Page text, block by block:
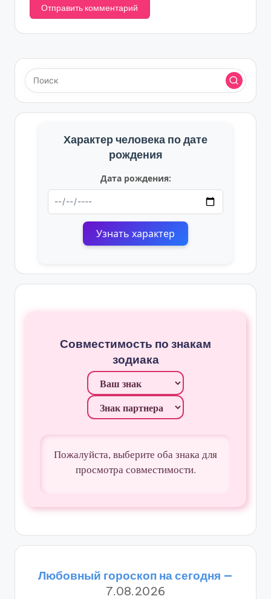
Характер человека по дате
рождения
Дата рождения:
Узнать характер
Совместимость по знакам
зодиака
Пожалуйста, выберите оба знака для
просмотра совместимости.
Любовный гороскоп на сегодня —
7.08.2026